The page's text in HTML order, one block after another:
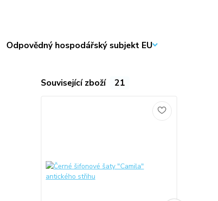
Odpovědný hospodářský subjekt EU
Související zboží 21